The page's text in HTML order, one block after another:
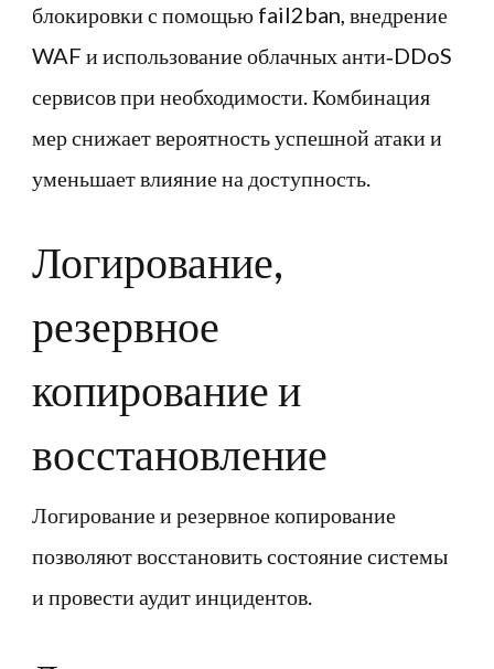
блокировки с помощью fail2ban, внедрение
WAF и использование облачных анти‑DDoS
сервисов при необходимости. Комбинация
мер снижает вероятность успешной атаки и
уменьшает влияние на доступность.
Логирование,
резервное
копирование и
восстановление
Логирование и резервное копирование
позволяют восстановить состояние системы
и провести аудит инцидентов.